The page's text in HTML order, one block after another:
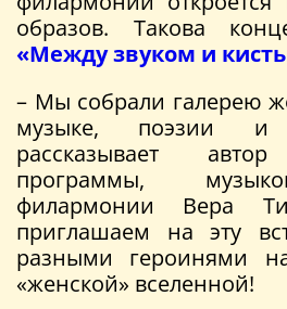
образов. Такова
«Между звуком и
– Мы собрали галерею
музыке, поэзии
рассказывает
программы,
филармонии Вера
приглашаем на эту
разными героинями
«женской» вселенной!